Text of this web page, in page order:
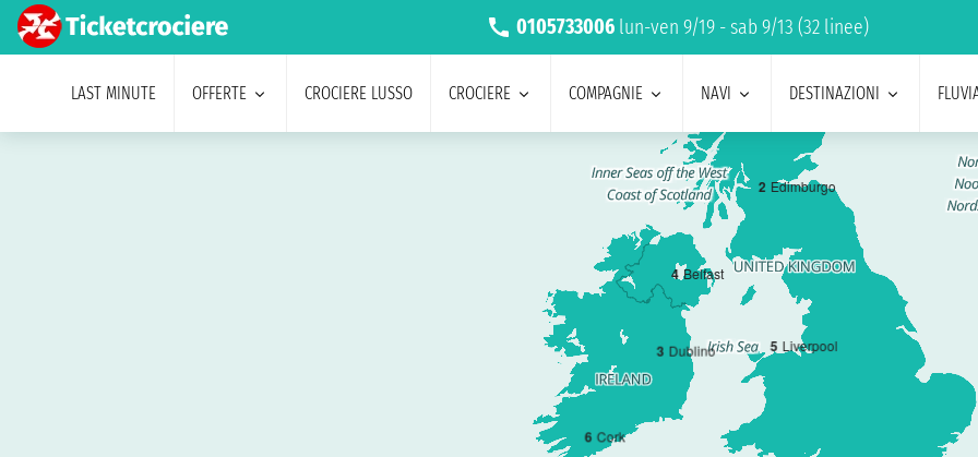
0105733006 lun-ven 9/19 - sab 9/13 (32 linee)
LAST MINUTE OFFERTE CROCIERE LUSSO CROCIERE COMPAGNIE NAVI DESTINAZIONI
2 Edimburgo
3 Dublino
4 Belfast
5 Liverpool
6 Cork